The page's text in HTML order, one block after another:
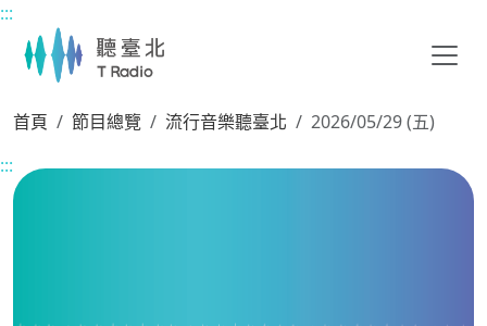
主要內容區塊
:::
首頁 節目總覽 流行音樂聽臺北
2026/05/29 (五)
:::